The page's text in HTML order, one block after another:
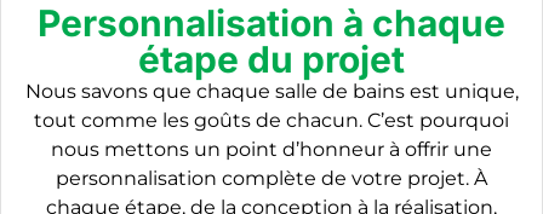
Personnalisation à chaque
étape du projet
Nous savons que chaque salle de bains est unique,
tout comme les goûts de chacun. C’est pourquoi
nous mettons un point d’honneur à offrir une
personnalisation complète de votre projet. À
chaque étape, de la conception à la réalisation,